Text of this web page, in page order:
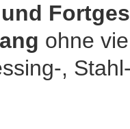
ohne
,